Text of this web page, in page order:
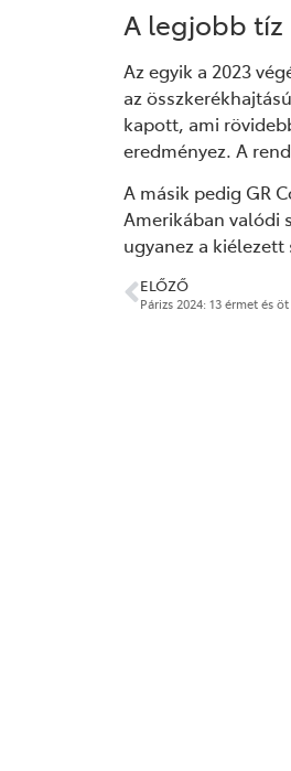
A legjobb tíz
Az egyik a 2023
az
kapott, ami
eredményez. A
A másik pedig GR
Amerikában valódi
ugyanez a
ELŐZŐ